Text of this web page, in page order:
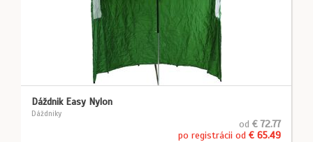
Dáždnik Easy Nylon
Dáždniky
od € 72.77
po registrácii od € 65.49